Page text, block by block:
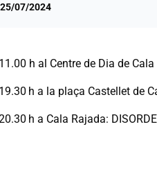
25/07/2024
h al Centre de Dia de Cala
h a la plaça Castellet de
h a Cala Rajada: